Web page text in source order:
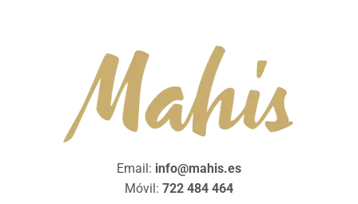
Email: info@mahis.es
Móvil: 722 484 464